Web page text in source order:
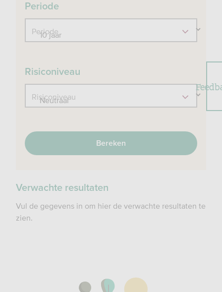
Periode
Periode
Risiconiveau
Risiconiveau
Bereken
Verwachte resultaten
Vul de gegevens in om hier de verwachte resultaten te
zien.